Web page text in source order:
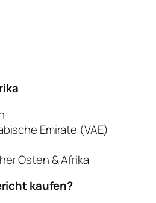
Emirate (VAE)
Osten & Afrika
kaufen?